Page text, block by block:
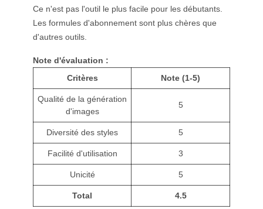
Ce n'est pas l'outil le plus facile pour les débutants.
Les formules d'abonnement sont plus chères que
d'autres outils.
Note d'évaluation :
Critères
Note (1-5)
Qualité de la génération
d'images
5
Diversité des styles 5
Facilité d'utilisation 3
Unicité 5
Total 4.5